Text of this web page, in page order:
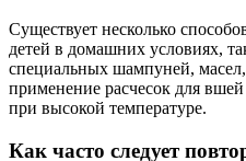
Существует несколько
детей в домашних условиях,
специальных шампуней,
применение расчесок для
при высокой температуре.
Как часто следует